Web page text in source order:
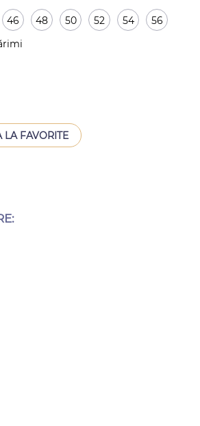
46 48 50 52 54
56
LA FAVORITE